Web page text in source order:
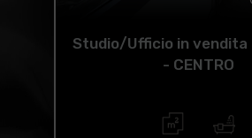
Studio/Ufficio in vendita
- CENTRO